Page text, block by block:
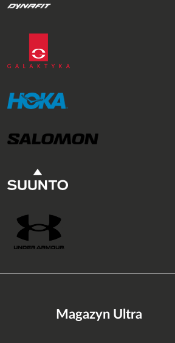
Magazyn Ultra